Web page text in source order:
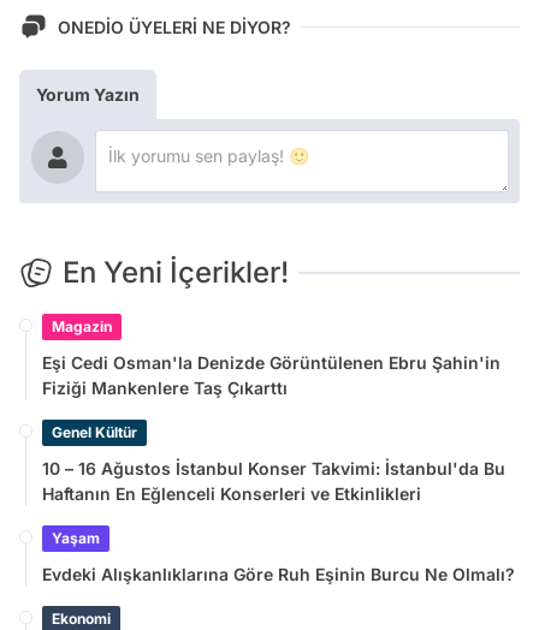
ONEDİO ÜYELERİ NE DİYOR?
Yorum Yazın
En Yeni İçerikler!
Magazin
Eşi Cedi Osman'la Denizde Görüntülenen Ebru Şahin'in
Fiziği Mankenlere Taş Çıkarttı
Genel Kültür
10 – 16 Ağustos İstanbul Konser Takvimi: İstanbul'da Bu
Haftanın En Eğlenceli Konserleri ve Etkinlikleri
Yaşam
Evdeki Alışkanlıklarına Göre Ruh Eşinin Burcu Ne Olmalı?
Ekonomi